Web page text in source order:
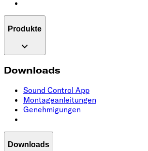
Produkte
Downloads
Sound Control App
Montageanleitungen
Genehmigungen
Downloads